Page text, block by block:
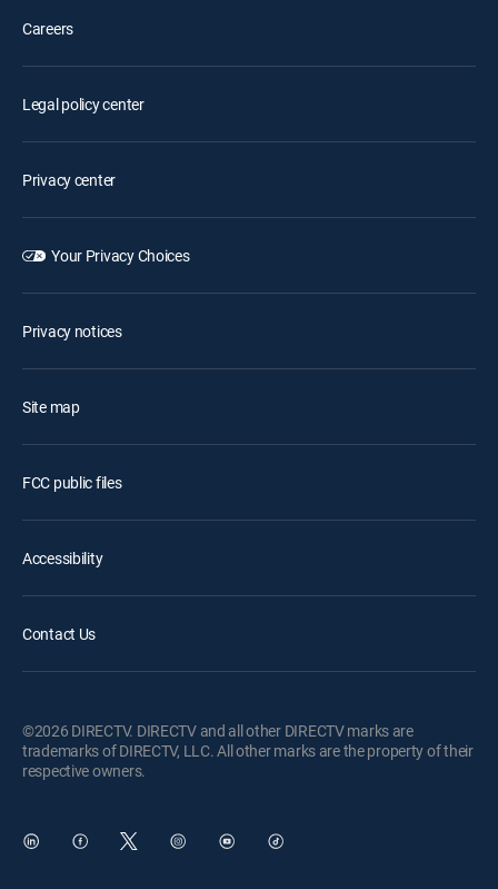
Careers
Legal policy center
Privacy center
Your Privacy Choices
Privacy notices
Site map
FCC public files
Accessibility
Contact Us
©2026 DIRECTV. DIRECTV and all other DIRECTV marks are
trademarks of DIRECTV, LLC. All other marks are the property of their
respective owners.